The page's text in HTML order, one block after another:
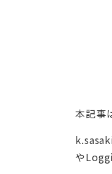
本記事
や